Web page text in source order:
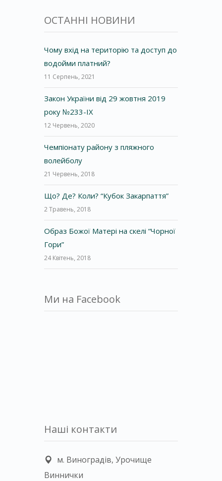
ОСТАННІ НОВИНИ
Чому вхід на територію та доступ до
водойми платний?
11 Серпень, 2021
Закон України від 29 жовтня 2019
року №233-IX
12 Червень, 2020
Чемпіонату району з пляжного
волейболу
21 Червень, 2018
Що? Де? Коли? “Кубок Закарпаття”
2 Травень, 2018
Образ Божої Матері на скелі “Чорної
Гори”
24 Квітень, 2018
Ми на Facebook
Наші контакти
м. Виноградів, Урочище
Виннички